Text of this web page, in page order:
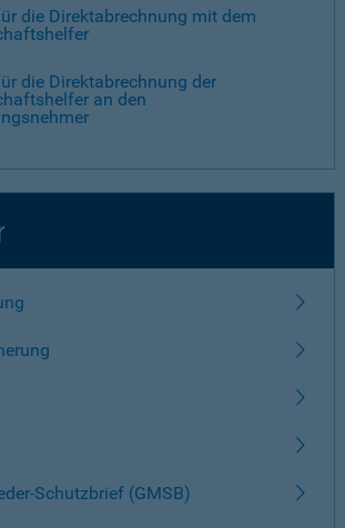
die Direktabrechnung mit dem
die Direktabrechnung der
an den
Schutzbrief (GMSB)